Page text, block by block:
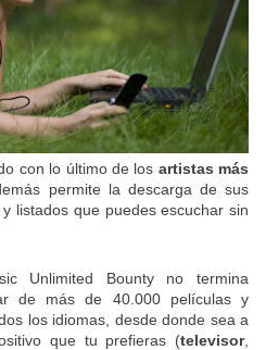
con lo último de los artistas más
permite la descarga de sus
listados que puedes escuchar sin
Unlimited Bountyno termina
de más de 40.000 películas y
los idiomas, desde donde sea a
que tu prefieras (televisor,